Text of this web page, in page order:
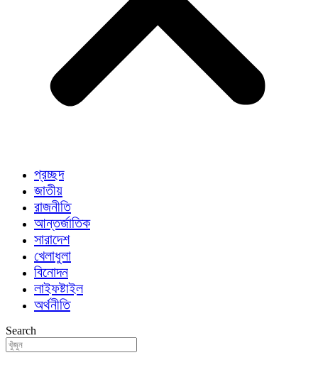
প্রচ্ছদ
জাতীয়
রাজনীতি
আন্তর্জাতিক
সারাদেশ
খেলাধুলা
বিনোদন
লাইফষ্টাইল
অর্থনীতি
Search